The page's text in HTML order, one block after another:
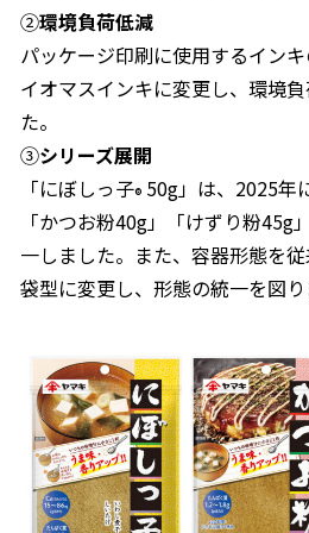
商品情報一覧
おすすめサイト
新鮮一番
氷熟®︎
だしパック
②環境負荷低減
パッケージ印刷に使用するイン
イオマスインキに変更し、環境
た。
③シリーズ展開
「にぼしっ子® 50g」は、2025年
「かつお粉40g」「けずり粉45g
一しました。また、容器形態を
袋型に変更し、形態の統一を図り